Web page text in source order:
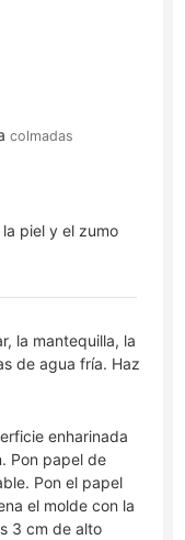
colmadas
piel y el zumo
la mantequilla, la
de agua fría. Haz
enharinada
Pon papel de
Pon el papel
el molde con la
3 cm de alto